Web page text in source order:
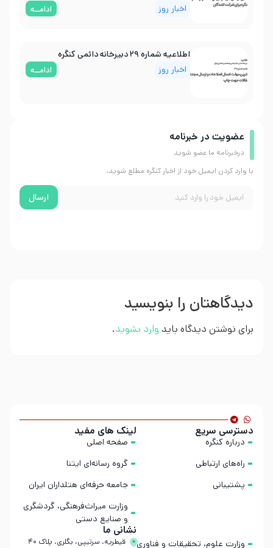
اخبار روز
ادامــه
اطلاعیه شماره ۲۹ دبیرخانه دائمی کنگره
اخبار روز
ادامــه
عضویت در خبرنامه
درخبرنامه ما عضو شوید
با وارد کردن ایمیل خود از اخبار کنگره مطلع شوید.
ارسال
دیدگاهتان را بنویسید
برای نوشتن دیدگاه باید وارد بشوید.
دسترسی سریع
درباره کنگره
راه‌های ارتباطی
پشتیبانی
لینک های مفید
صفحه اصلی
گروه رسانه‌ای ایتنا
جامعه حرفه‌ای هتلداران ایران
وزارت میراث‌فرهنگی، گردشگری
و صنایع دستی
وزارت علوم، تحقیقات و فناوری
نشانی ما
قیطریه، سرتیپی، بگلری، پلاک ۴۰